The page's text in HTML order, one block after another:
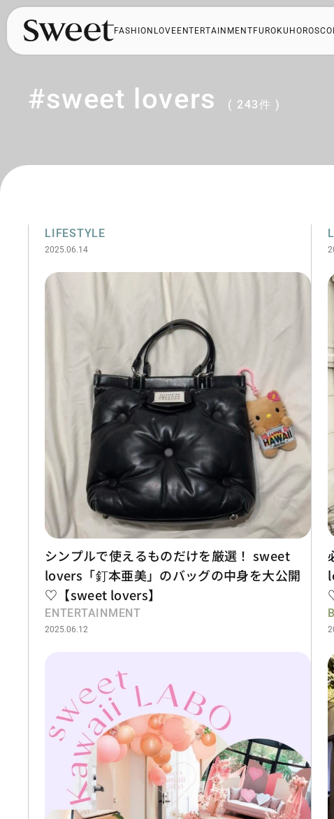
FASHION LOVE ENTERTAINMENT FUROKU
#sweet lovers ( 243件 )
LIFESTYLE
2025.06.14
シンプルで使えるものだけを厳選！ sweet
lovers「釘本亜美」のバッグの中身を大公開
♡【sweet lovers】
ENTERTAINMENT
2025.06.12